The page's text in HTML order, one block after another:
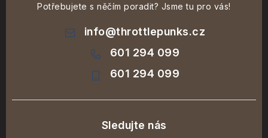
Potřebujete s něčím poradit? Jsme tu pro vás!
info@throttlepunks.cz
601 294 099
601 294 099